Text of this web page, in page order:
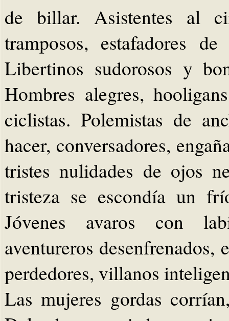
de billar. Asistentes al
tramposos, estafadores
Libertinos sudorosos y
Hombres alegres,
ciclistas. Polemistas de
hacer, conversadores,
tristes nulidades de ojos
tristeza se escondía un
Jóvenes avaros con
aventureros desenfrenados,
perdedores, villanos
Las mujeres gordas